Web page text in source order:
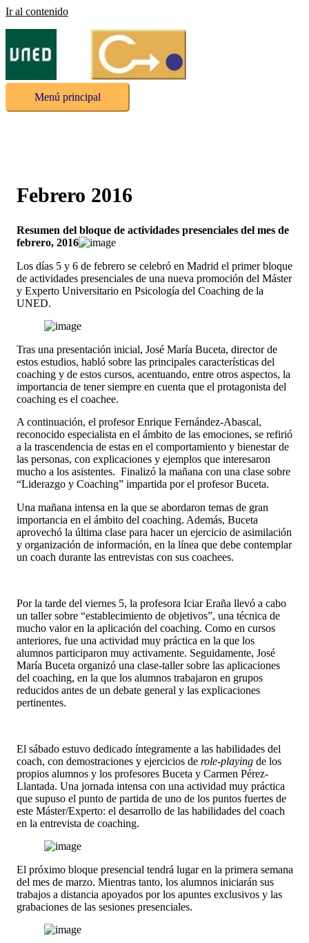
Ir al contenido
Menú principal
Febrero 2016
Resumen del bloque de actividades presenciales del mes de
febrero, 2016
Los días 5 y 6 de febrero se celebró en Madrid el primer bloque
de actividades presenciales de una nueva promoción del Máster
y Experto Universitario en Psicología del Coaching de la
UNED.
Tras una presentación inicial, José María Buceta, director de
estos estudios, habló sobre las principales características del
coaching y de estos cursos, acentuando, entre otros aspectos, la
importancia de tener siempre en cuenta que el protagonista del
coaching es el coachee.
A continuación, el profesor Enrique Fernández-Abascal,
reconocido especialista en el ámbito de las emociones, se refirió
a la trascendencia de estas en el comportamiento y bienestar de
las personas, con explicaciones y ejemplos que interesaron
mucho a los asistentes. Finalizó la mañana con una clase sobre
“Liderazgo y Coaching” impartida por el profesor Buceta.
Una mañana intensa en la que se abordaron temas de gran
importancia en el ámbito del coaching. Además, Buceta
aprovechó la última clase para hacer un ejercicio de asimilación
y organización de información, en la línea que debe contemplar
un coach durante las entrevistas con sus coachees.
Por la tarde del viernes 5, la profesora Iciar Eraña llevó a cabo
un taller sobre “establecimiento de objetivos”, una técnica de
mucho valor en la aplicación del coaching. Como en cursos
anteriores, fue una actividad muy práctica en la que los
alumnos participaron muy activamente. Seguidamente, José
María Buceta organizó una clase-taller sobre las aplicaciones
del coaching, en la que los alumnos trabajaron en grupos
reducidos antes de un debate general y las explicaciones
pertinentes.
El sábado estuvo dedicado íntegramente a las habilidades del
coach, con demostraciones y ejercicios de role-playing de los
propios alumnos y los profesores Buceta y Carmen Pérez-
Llantada. Una jornada intensa con una actividad muy práctica
que supuso el punto de partida de uno de los puntos fuertes de
este Máster/Experto: el desarrollo de las habilidades del coach
en la entrevista de coaching.
El próximo bloque presencial tendrá lugar en la primera semana
del mes de marzo. Mientras tanto, los alumnos iniciarán sus
trabajos a distancia apoyados por los apuntes exclusivos y las
grabaciones de las sesiones presenciales.